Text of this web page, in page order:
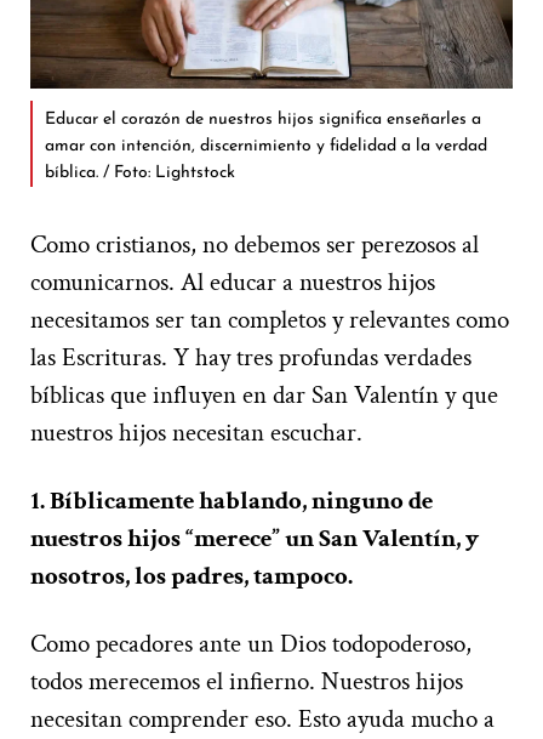
Educar el corazón de nuestros hijos significa enseñarles a
amar con intención, discernimiento y fidelidad a la verdad
bíblica. / Foto: Lightstock
Como cristianos, no debemos ser perezosos al
comunicarnos. Al educar a nuestros hijos
necesitamos ser tan completos y relevantes como
las Escrituras. Y hay tres profundas verdades
bíblicas que influyen en dar San Valentín y que
nuestros hijos necesitan escuchar.
1. Bíblicamente hablando, ninguno de
nuestros hijos “merece” un San Valentín, y
nosotros, los padres, tampoco.
Como pecadores ante un Dios todopoderoso,
todos merecemos el infierno. Nuestros hijos
necesitan comprender eso. Esto ayuda mucho a